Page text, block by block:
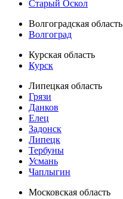
Старый Оскол
Волгоградская область
Волгоград
Курская область
Курск
Липецкая область
Грязи
Данков
Елец
Задонск
Липецк
Тербуны
Усмань
Чаплыгин
Московская область